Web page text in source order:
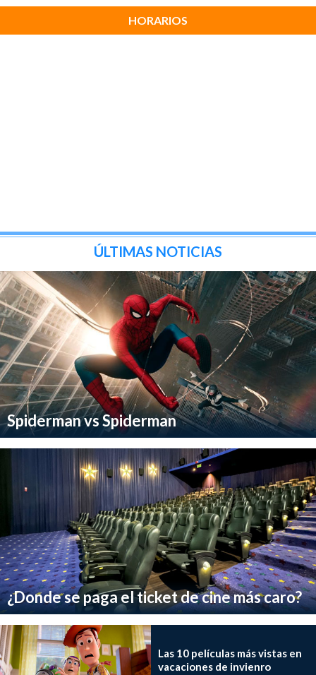
HORARIOS
ÚLTIMAS NOTICIAS
Spiderman vs Spiderman
¿Donde se paga el ticket de cine más caro?
Las 10 películas más vistas en
vacaciones de invienro